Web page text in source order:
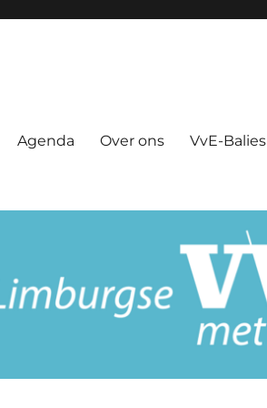
Agenda Over ons VvE-Balies